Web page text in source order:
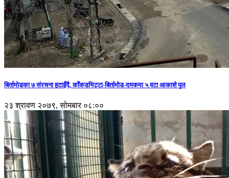
बिर्तामोडका ७ संरचना हटाइँदै, काँकडभिट्टा-बिर्तामोड-दमकमा ५ वटा आकाशे पुल
२३ श्रावण २०७९, सोमबार ०८:००